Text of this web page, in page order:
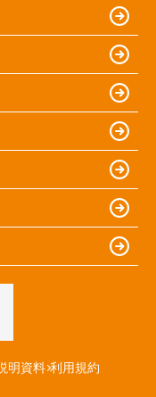
明資料 利用規約